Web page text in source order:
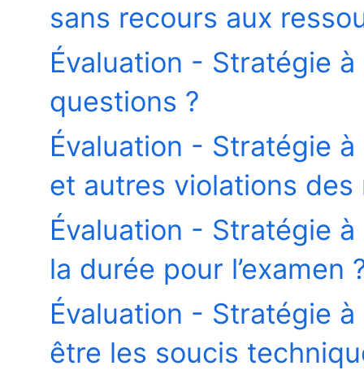
sans recours aux
Évaluation - Stratégie
questions ?
Évaluation - Stratégie
et autres violations des
Évaluation - Stratégie
la durée pour l’examen
Évaluation - Stratégie
être les soucis